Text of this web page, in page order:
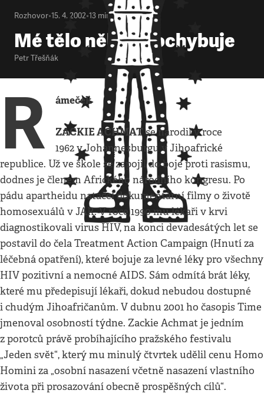
Rozhovor•15. 4. 2002•13 minut
Mé tělo někdy pochybuje
Petr Třešňák
R ámeček
ZACKIE ACHMAT se narodil v roce
1962 v Johannesburgu v Jihoafrické
republice. Už ve škole se zapojil do boje proti rasismu,
dodnes je členem Afrického národního kongresu. Po
pádu apartheidu natáčel dokumentární filmy o životě
homosexuálů v JAR. V roce 1990 mu lékaři v krvi
diagnostikovali virus HIV, na konci devadesátých let se
postavil do čela Treatment Action Campaign (Hnutí za
léčebná opatření), které bojuje za levné léky pro všechny
HIV pozitivní a nemocné AIDS. Sám odmítá brát léky,
které mu předepisují lékaři, dokud nebudou dostupné
i chudým Jihoafričanům. V dubnu 2001 ho časopis Time
jmenoval osobností týdne. Zackie Achmat je jedním
z porotců právě probíhajícího pražského festivalu
„Jeden svět“, který mu minulý čtvrtek udělil cenu Homo
Homini za „osobní nasazení včetně nasazení vlastního
života při prosazování obecně prospěšných cílů“.